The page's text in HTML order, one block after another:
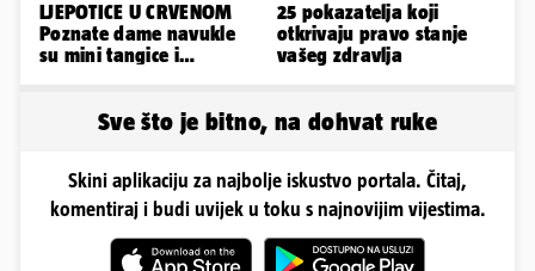
LJEPOTICE U CRVENOM
Poznate dame navukle
su mini tangice i
25 pokazatelja koji
otkrivaju pravo stanje
vašeg zdravlja
Sve što je bitno, na dohvat ruke
Skini aplikaciju za najbolje iskustvo portala. Čitaj,
komentiraj i budi uvijek u toku s najnovijim vijestima.